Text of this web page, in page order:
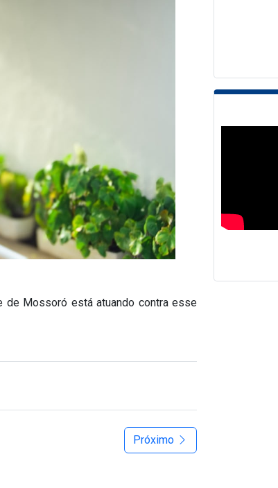
de Mossoró está atuando contra esse
Próximo